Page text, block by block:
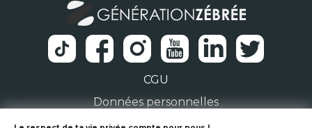
CGU
Données personnelles